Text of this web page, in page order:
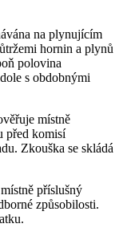
na plynujícím
hornin a plynů
polovina
s obdobnými
místně
před komisí
Zkouška se skládá
příslušný
způsobilosti.